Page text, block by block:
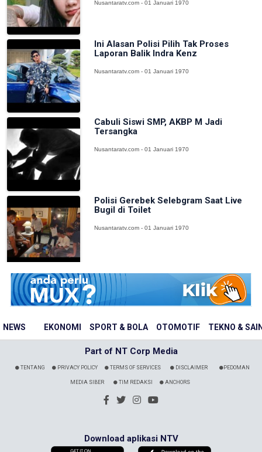
NEWS EKONOMI SPORT & BOLA OTOMOTIF TEKNO &
Nusantaratv.com - 01 Januari 1970
Ini Alasan Polisi Pilih Tak Proses
Laporan Balik Indra Kenz
Nusantaratv.com - 01 Januari 1970
Cabuli Siswi SMP, AKBP M Jadi
Tersangka
Nusantaratv.com - 01 Januari 1970
Polisi Gerebek Selebgram Saat Live
Bugil di Toilet
Nusantaratv.com - 01 Januari 1970
Part of NT Corp Media
TENTANG PRIVACY POLICY TERMS OF SERVICES DISCLAIMER PEDOMAN
MEDIA SIBER TIM REDAKSI ANCHORS
Download aplikasi NTV